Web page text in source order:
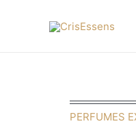
PERFUMES